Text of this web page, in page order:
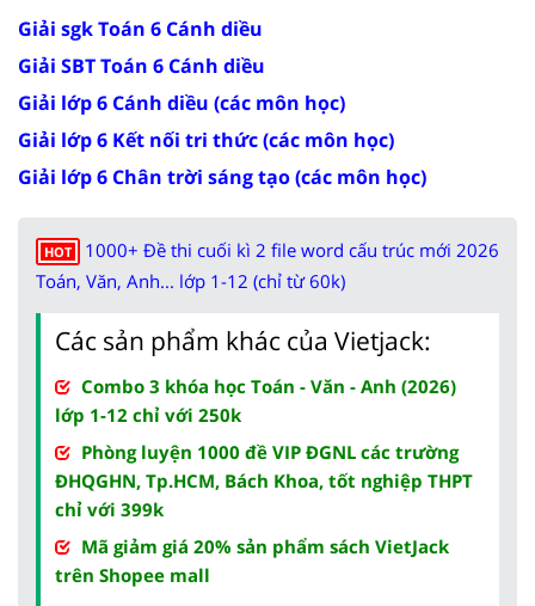
Giải sgk Toán 6 Cánh diều
Giải SBT Toán 6 Cánh diều
Giải lớp 6 Cánh diều (các môn học)
Giải lớp 6 Kết nối tri thức (các môn học)
Giải lớp 6 Chân trời sáng tạo (các môn học)
HOT
1000+ Đề thi cuối kì 2 file word cấu trúc mới 2026
Toán, Văn, Anh... lớp 1-12 (chỉ từ 60k)
Các sản phẩm khác của Vietjack:
Combo 3 khóa học Toán - Văn - Anh (2026)
lớp 1-12 chỉ với 250k
Phòng luyện 1000 đề VIP ĐGNL các trường
ĐHQGHN, Tp.HCM, Bách Khoa, tốt nghiệp THPT
chỉ với 399k
Mã giảm giá 20% sản phẩm sách VietJack
trên Shopee mall